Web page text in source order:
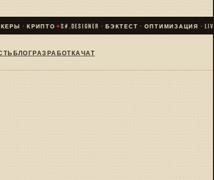
· КРИПТО✦S#.DESIGNER · БЭКТЕСТ · ОПТИМИЗАЦИЯ · LIVE✦
БЛОГРАЗРАБОТКАЧАТ